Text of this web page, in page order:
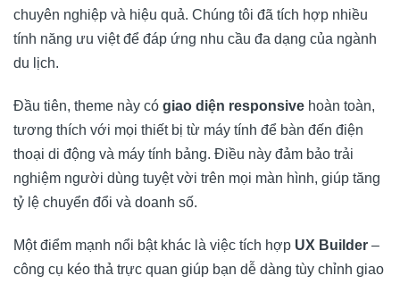
chuyên nghiệp và hiệu quả. Chúng tôi đã tích hợp nhiều
tính năng ưu việt để đáp ứng nhu cầu đa dạng của ngành
du lịch.
Đầu tiên, theme này có giao diện responsive hoàn toàn,
tương thích với mọi thiết bị từ máy tính để bàn đến điện
thoại di động và máy tính bảng. Điều này đảm bảo trải
nghiệm người dùng tuyệt vời trên mọi màn hình, giúp tăng
tỷ lệ chuyển đổi và doanh số.
Một điểm mạnh nổi bật khác là việc tích hợp UX Builder –
công cụ kéo thả trực quan giúp bạn dễ dàng tùy chỉnh giao